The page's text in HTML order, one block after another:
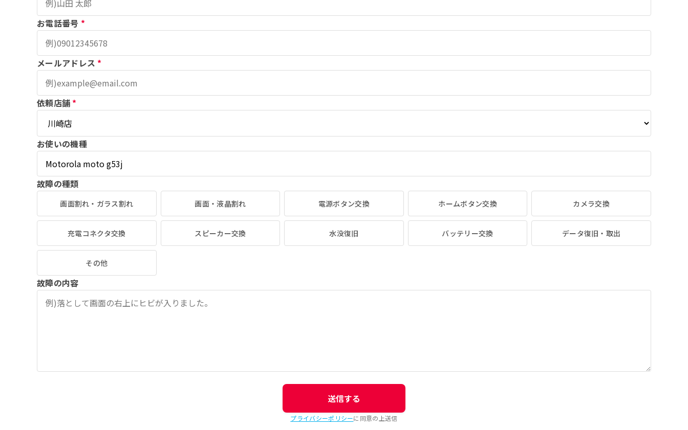
お電話番号 *
メールアドレス *
依頼店舗 *
お使いの機種
故障の種類
画面割れ・ガラス割れ 画面・液晶割れ 電源ボタン交換 ホームボタン交換 カメラ交換
充電コネクタ交換 スピーカー交換 水没復旧 バッテリー交換 データ復旧・取出
その他
故障の内容
送信する
プライバシーポリシーに同意の上送信